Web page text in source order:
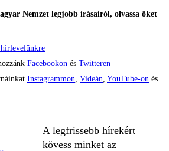
Nemzet legjobb írásairól, olvassa őket
Facebookon és Twitteren
Instagrammon Videán YouTube-on és
A legfrissebb hírekért
kövess minket az